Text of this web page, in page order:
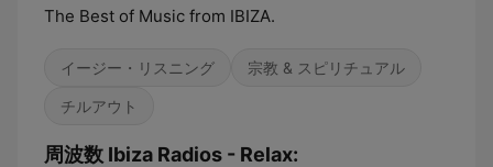
The Best of Music from IBIZA.
イージー・リスニング 宗教 & スピリチュアル
チルアウト
周波数 Ibiza Radios - Relax: